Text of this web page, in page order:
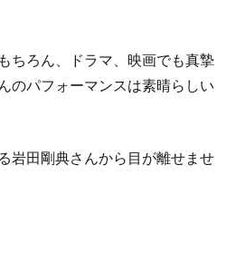
ちろん、ドラマ、映画でも真摯
のパフォーマンスは素晴らしい
岩田剛典さんから目が離せませ